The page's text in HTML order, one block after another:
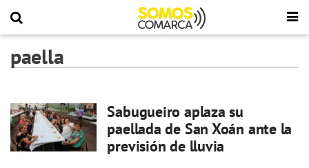
paella
Sabugueiro aplaza su
paellada de San Xoán ante la
previsión de lluvia